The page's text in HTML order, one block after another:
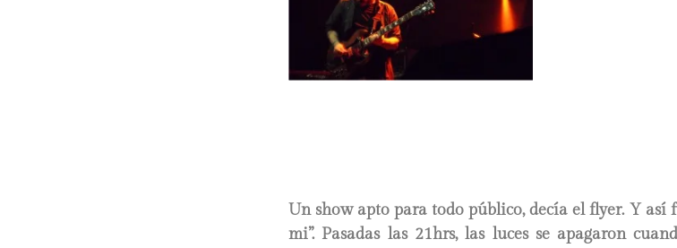
Un show apto para todo público, decía el flyer. Y así
mi”. Pasadas las 21hrs, las luces se apagaron